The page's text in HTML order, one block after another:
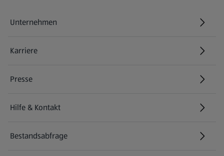
Unternehmen
Karriere
(öffnet in einem neuen Tab)
Presse
Hilfe & Kontakt
(öffnet in einem neuen Tab)
Bestandsabfrage
(öffnet in einem neuen Tab)